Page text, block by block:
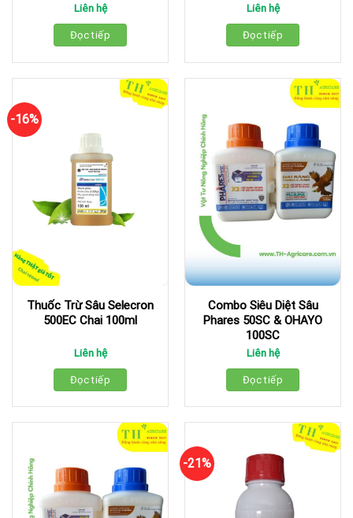
Liên hệ
Đọc tiếp
Liên hệ
Đọc tiếp
-16%
Thuốc Trừ Sâu Selecron
500EC Chai 100ml
Liên hệ
Đọc tiếp
Combo Siêu Diệt Sâu
Phares 50SC & OHAYO
100SC
Liên hệ
Đọc tiếp
-21%